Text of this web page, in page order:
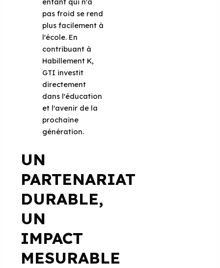
pas froid se rend
plus facilement à
l'école. En
contribuant à
Habillement K,
GTI investit
directement
dans l'éducation
et l'avenir de la
prochaine
génération.
UN
PARTENARIAT
DURABLE,
UN
IMPACT
MESURABLE